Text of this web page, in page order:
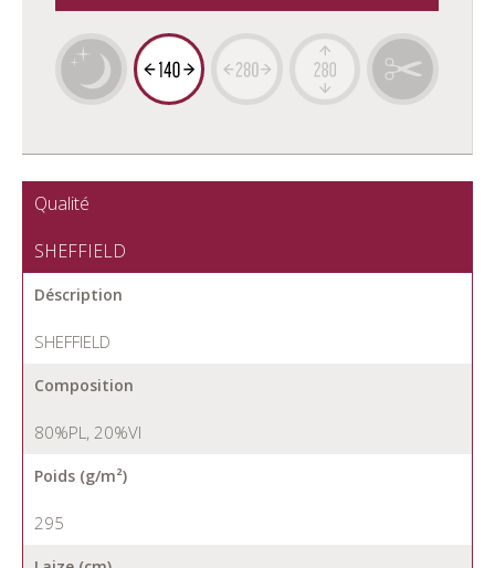
Qualité
SHEFFIELD
Déscription
SHEFFIELD
Composition
80%PL, 20%VI
Poids (g/m²)
295